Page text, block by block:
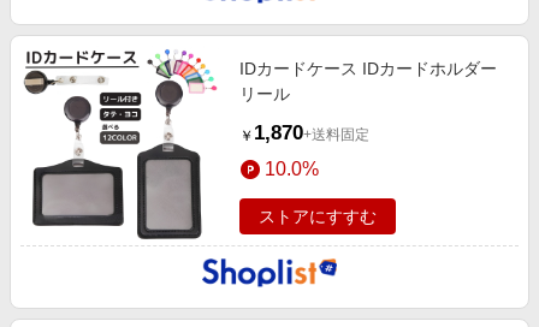
IDカードケース IDカードホルダー
リール
￥ 1,870+送料固定
10.0%
ストアにすすむ